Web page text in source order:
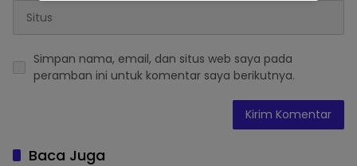
Simpan nama, email, dan situs web saya pada
peramban ini untuk komentar saya berikutnya.
Baca Juga